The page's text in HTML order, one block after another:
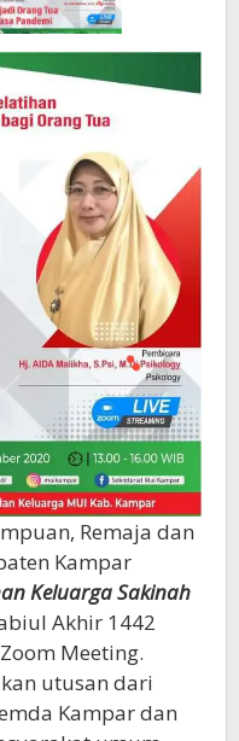
Remaja dan
Kampar
Keluarga Sakinah
Akhir 1442
Meeting.
utusan dari
Kampar dan